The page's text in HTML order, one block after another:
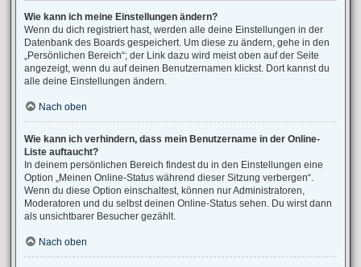
Wie kann ich meine Einstellungen ändern?
Wenn du dich registriert hast, werden alle deine Einstellungen in der
Datenbank des Boards gespeichert. Um diese zu ändern, gehe in den
„Persönlichen Bereich“; der Link dazu wird meist oben auf der Seite
angezeigt, wenn du auf deinen Benutzernamen klickst. Dort kannst du
alle deine Einstellungen ändern.
Nach oben
Wie kann ich verhindern, dass mein Benutzername in der Online-
Liste auftaucht?
In deinem persönlichen Bereich findest du in den Einstellungen eine
Option „Meinen Online-Status während dieser Sitzung verbergen“.
Wenn du diese Option einschaltest, können nur Administratoren,
Moderatoren und du selbst deinen Online-Status sehen. Du wirst dann
als unsichtbarer Besucher gezählt.
Nach oben